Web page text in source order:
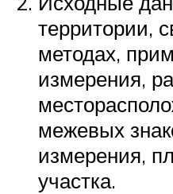
территории,
методах,
измерения,
межевых
измерения,
участка.